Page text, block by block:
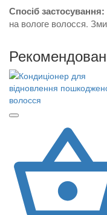
Спосіб застосування:
на вологе волосся.